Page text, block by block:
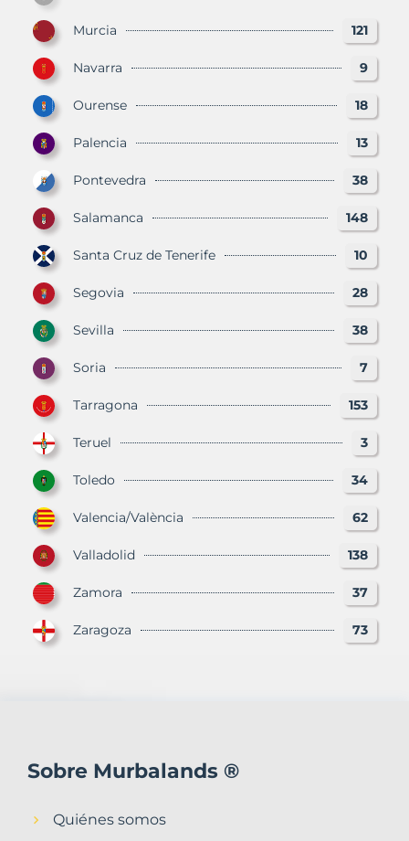
Murcia 121
Navarra 9
Ourense 18
Palencia 13
Pontevedra 38
Salamanca 148
Santa Cruz de Tenerife 10
Segovia 28
Sevilla 38
Soria 7
Tarragona 153
Teruel 3
Toledo 34
Valencia/València 62
Valladolid 138
Zamora 37
Zaragoza 73
Sobre Murbalands ®
Quiénes somos